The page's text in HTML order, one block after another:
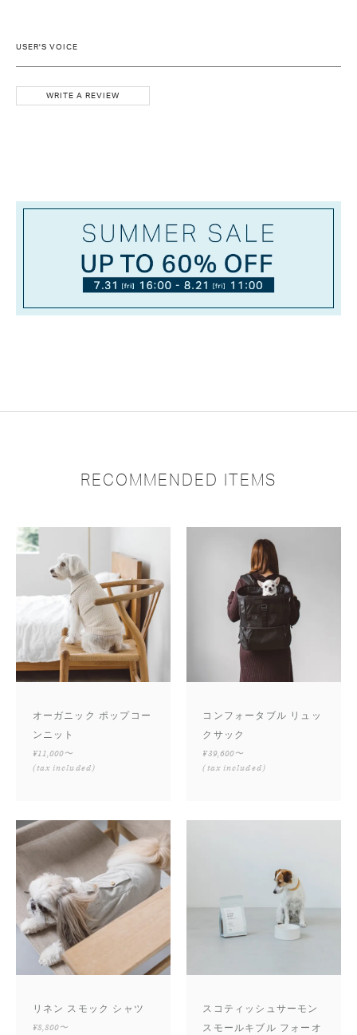
USER'S VOICE
WRITE A REVIEW
RECOMMENDED ITEMS
オーガニック ポップコー
ンニット
¥11,000〜
(tax included)
コンフォータブル リュッ
クサック
¥39,600〜
(tax included)
リネン スモック シャツ
¥8,800〜
スコティッシュサーモン
スモールキブル フォーオ